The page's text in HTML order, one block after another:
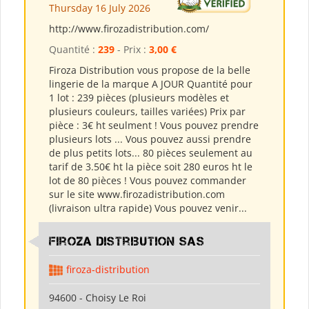
Thursday 16 July 2026
http://www.firozadistribution.com/
Quantité : 239 - Prix : 3,00 €
Firoza Distribution vous propose de la belle
lingerie de la marque A JOUR Quantité pour
1 lot : 239 pièces (plusieurs modèles et
plusieurs couleurs, tailles variées) Prix par
pièce : 3€ ht seulment ! Vous pouvez prendre
plusieurs lots ... Vous pouvez aussi prendre
de plus petits lots... 80 pièces seulement au
tarif de 3.50€ ht la pièce soit 280 euros ht le
lot de 80 pièces ! Vous pouvez commander
sur le site www.firozadistribution.com
(livraison ultra rapide) Vous pouvez venir...
Firoza Distribution SAS
firoza-distribution
94600 - Choisy Le Roi